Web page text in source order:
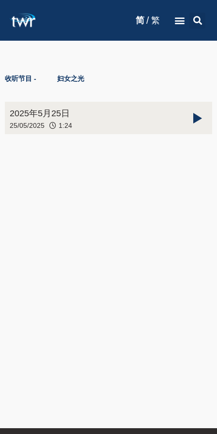
简 / 繁
收听节目 - 妇女之光
2025年5月25日
25/05/2025 1:24